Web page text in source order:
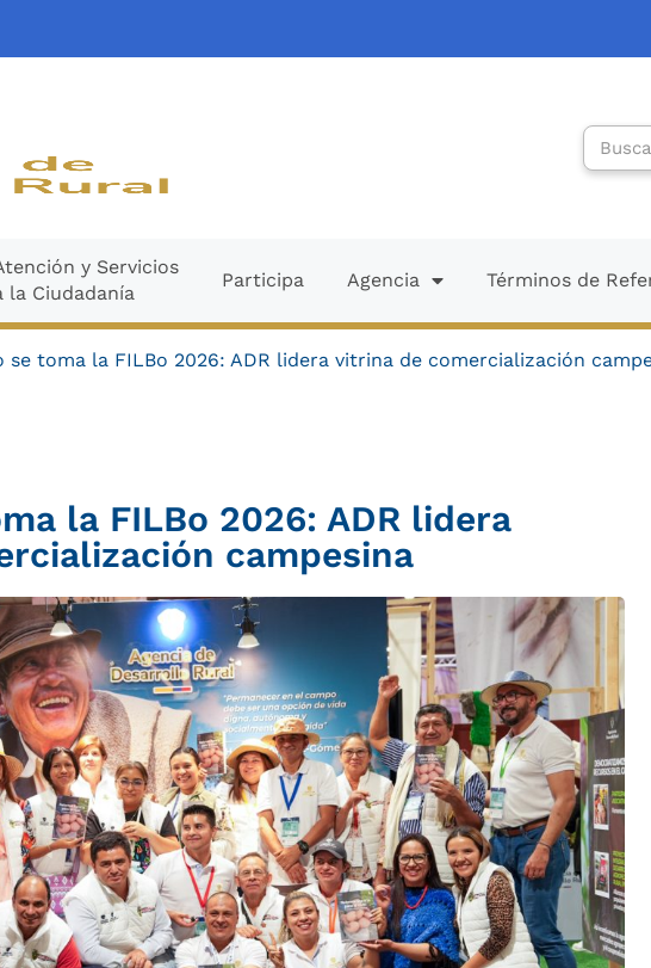
Search
y Servicios
la Ciudadanía
Participa Agencia Términos de
se toma la FILBo 2026: ADR lidera vitrina de comercialización
la FILBo 2026: ADR lidera
campesina